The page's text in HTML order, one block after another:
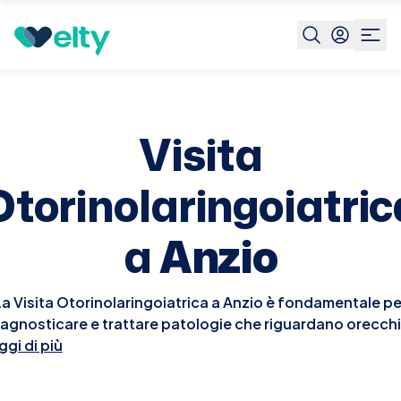
Prenota visita Visita Otorinolaringoiatrica Anzio
Visita
aAnzio
Visita Otorinolaringoiatrica a Anzio è fondamentale
e trattare patologie che riguardano
e gola. Durante la visita, l'otorinolaringoiatra
di più